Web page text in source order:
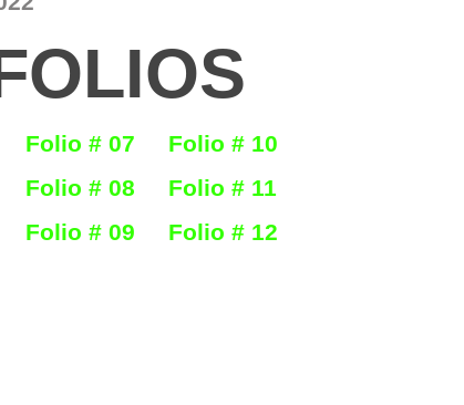
Folio # 07
Folio # 10
Folio # 08
Folio # 11
Folio # 09 Folio # 12